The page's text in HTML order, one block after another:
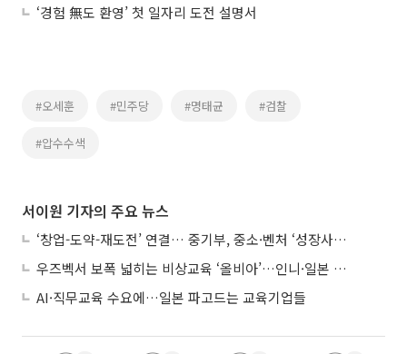
‘경험 無도 환영’ 첫 일자리 도전 설명서
#오세훈 #민주당 #명태균 #검찰
#압수수색
서이원 기자의 주요 뉴스
‘창업-도약-재도전’ 연결… 중기부, 중소·벤처 ‘성장사다리’ 짓는다
우즈벡서 보폭 넓히는 비상교육 ‘올비아’…인니·일본 진출 타진
AI·직무교육 수요에…일본 파고드는 교육기업들